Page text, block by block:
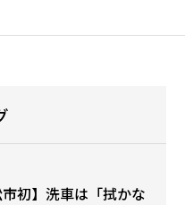
市初】洗車は「拭かな